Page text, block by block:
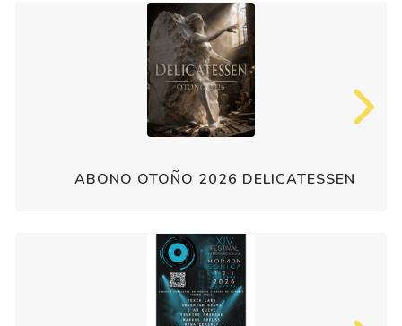
ABONO OTOÑO 2026 DELICATESSEN